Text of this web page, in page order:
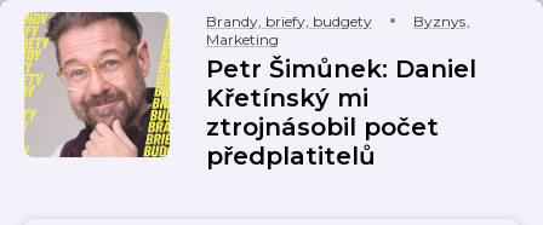
Brandy, briefy, budgety Byznys,
Marketing
Petr Šimůnek: Daniel
Křetínský mi
ztrojnásobil počet
předplatitelů